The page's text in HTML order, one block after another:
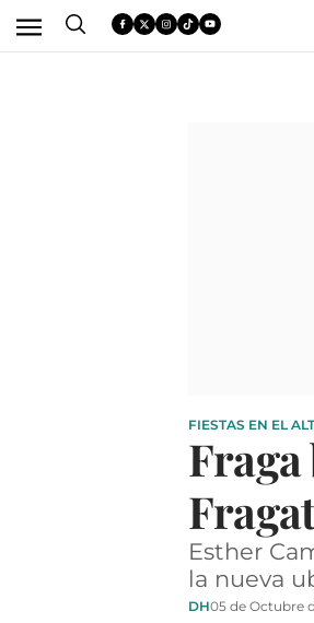
FIESTAS EN EL
Esther
la nueva
DH05 de Octubre